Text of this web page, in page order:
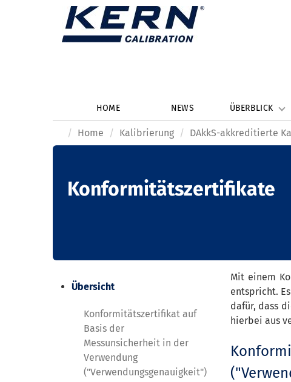
HOME NEWS ÜBERBLICK
Home Kalibrierung DAkkS-akkreditierte
Konformitätszertifikate
Übersicht
Konformitätszertifikat auf
Basis der
Messunsicherheit in der
Verwendung
("Verwendungsgenauigkeit")
Mit einem
entspricht.
dafür, dass
hierbei aus